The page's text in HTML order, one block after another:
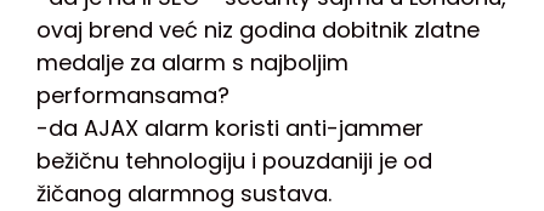
ovaj brend već niz godina dobitnik zlatne
medalje za alarm s najboljim
performansama?
-da AJAX alarm koristi anti-jammer
bežičnu tehnologiju i pouzdaniji je od
žičanog alarmnog sustava.